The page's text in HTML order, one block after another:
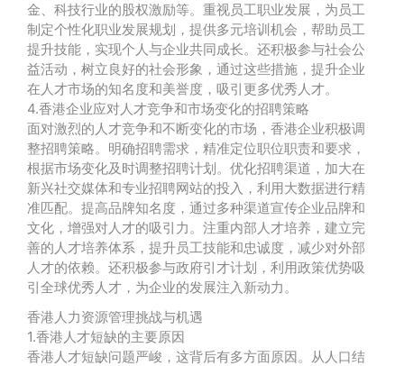
金、科技行业的股权激励等。重视员工职业发展，为员工
制定个性化职业发展规划，提供多元培训机会，帮助员工
提升技能，实现个人与企业共同成长。还积极参与社会公
益活动，树立良好的社会形象，通过这些措施，提升企业
在人才市场的知名度和美誉度，吸引更多优秀人才。
4.香港企业应对人才竞争和市场变化的招聘策略
面对激烈的人才竞争和不断变化的市场，香港企业积极调
整招聘策略。明确招聘需求，精准定位职位职责和要求，
根据市场变化及时调整招聘计划。优化招聘渠道，加大在
新兴社交媒体和专业招聘网站的投入，利用大数据进行精
准匹配。提高品牌知名度，通过多种渠道宣传企业品牌和
文化，增强对人才的吸引力。注重内部人才培养，建立完
善的人才培养体系，提升员工技能和忠诚度，减少对外部
人才的依赖。还积极参与政府引才计划，利用政策优势吸
引全球优秀人才，为企业的发展注入新动力。
香港人力资源管理挑战与机遇
1.香港人才短缺的主要原因
香港人才短缺问题严峻，这背后有多方面原因。从人口结